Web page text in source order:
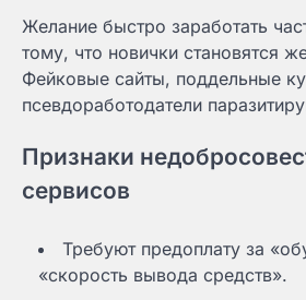
Желание быстро заработать
тому, что новички становятся
Фейковые сайты, поддельные
псевдоработодатели
Признаки
сервисов
Требуют предоплату за
«скорость вывода средств».